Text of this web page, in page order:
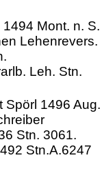
1494 Mont. n.
Lehenrevers.
Leh. Stn.
Spörl 1496
Stn. 3061.
Stn.A.6247